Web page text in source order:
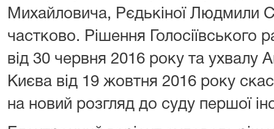
Михайловича, Рєдькіної Людмили
частково. Рішення Голосіївського
від 30 червня 2016 року та ухвалу
Києва від 19 жовтня 2016 року
на новий розгляд до суду першої